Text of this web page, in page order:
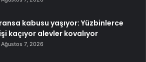
kabusu yaşıyor: Yüzbinlerce
kaçıyor alevler kovalıyor
Ağustos 7, 2026